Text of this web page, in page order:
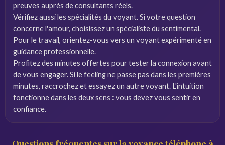
preuves auprès de consultants réels.
Vérifiez aussi les spécialités du voyant. Si votre question
concerne l'amour, choisissez un spécialiste du sentimental.
Pour le travail, orientez-vous vers un voyant expérimenté en
guidance professionnelle.
Profitez des minutes offertes pour tester la connexion avant
de vous engager. Si le feeling ne passe pas dans les premières
minutes, raccrochez et essayez un autre voyant. L'intuition
fonctionne dans les deux sens : vous devez vous sentir en
confiance.